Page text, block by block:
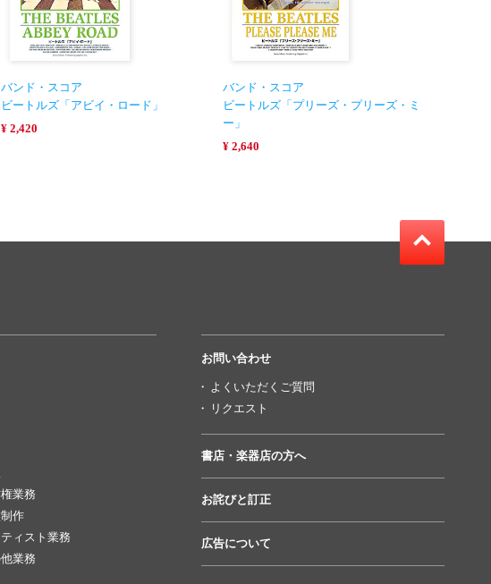
バンド・スコア
ビートルズ「アビイ・ロード」
¥ 2,420
バンド・スコア
ビートルズ「プリーズ・プリーズ・ミ
ー」
¥ 2,640
業務
作
ィスト業務
業務
お問い合わせ
よくいただくご質問
リクエスト
書店・楽器店の方へ
お詫びと訂正
広告について